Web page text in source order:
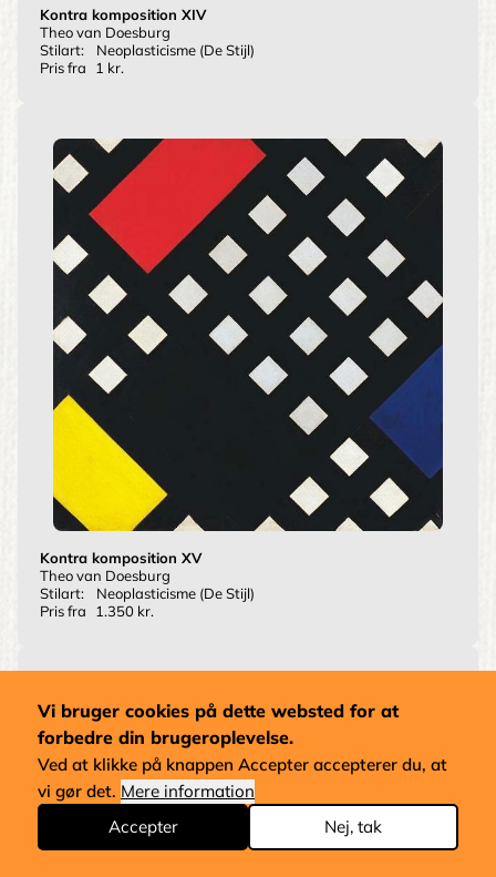
Kontra komposition XIV
Theo van Doesburg
Stilart:
Neoplasticisme (De Stijl)
Pris fra
1 kr.
Kontra komposition XV
Theo van Doesburg
Stilart:
Neoplasticisme (De Stijl)
Pris fra
1.350 kr.
Vi bruger cookies på dette websted for at
forbedre din brugeroplevelse.
Ved at klikke på knappen Accepter accepterer du, at
vi gør det. Mere information
Accepter
Nej, tak